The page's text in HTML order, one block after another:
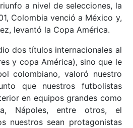
a nivel de selecciones, la
Colombia venció a México y,
levantó la Copa América.
dos títulos internacionales al
y copa América), sino que le
colombiano, valoró nuestro
que nuestros futbolistas
en equipos grandes como
Nápoles, entre otros, el
nuestros sean protagonistas